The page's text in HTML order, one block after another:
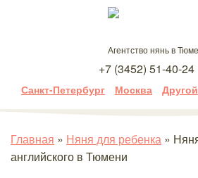
Агентство нянь в
+7 (3452) 51-40-24
Санкт-Петербург Москва Другой
Главная » Няня для ребенка »
английского в Тюмени